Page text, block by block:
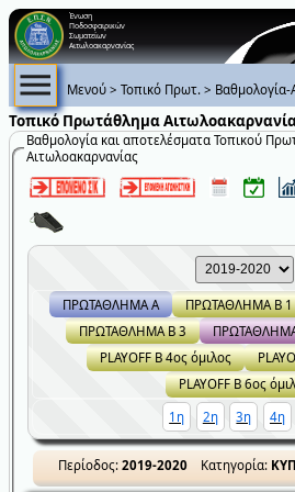
Ένωση
Ποδοσφαιρικών
Σωματείων
Αιτωλοακαρνανίας
Μενού > Τοπικό Πρωτ. >
Τοπικό Πρωτάθλημα
Βαθμολογία και αποτελέσματα Τοπικού
Αιτωλοακαρνανίας
ΠΡΩΤΑΘΛΗΜΑ Α ΠΡΩΤΑΘΛΗΜΑ Β 1
ΠΡΩΤΑΘΛΗΜΑ Β 3
PLAYOFF Β 4ος όμιλος
PLAYOFF Β 6ος
1η
2η 3η 4η
Περίοδος: 2019-2020 Κατηγορία: